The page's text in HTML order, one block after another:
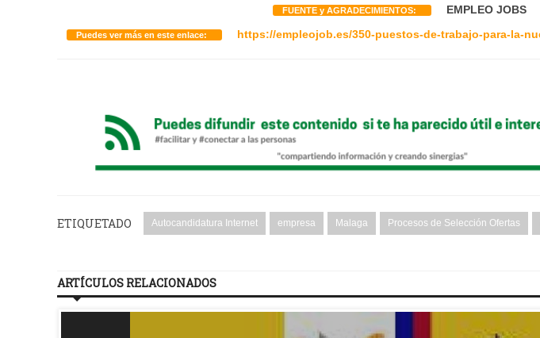
FUENTE y AGRADECIMIENTOS: EMPLEO JOBS
Puedes ver más en este enlace: https://empleojob.es/350-puestos-de-trabajo-para-la-
ETIQUETADO Autocandidatura Internet empresa Malaga Procesos de Selección Ofertas
ARTÍCULOS RELACIONADOS